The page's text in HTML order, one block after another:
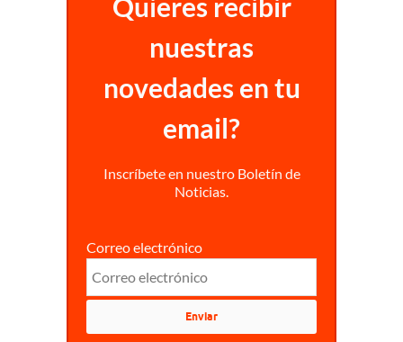
nuestras
novedades en tu
email?
Inscríbete en nuestro Boletín de
Noticias.
Correo electrónico